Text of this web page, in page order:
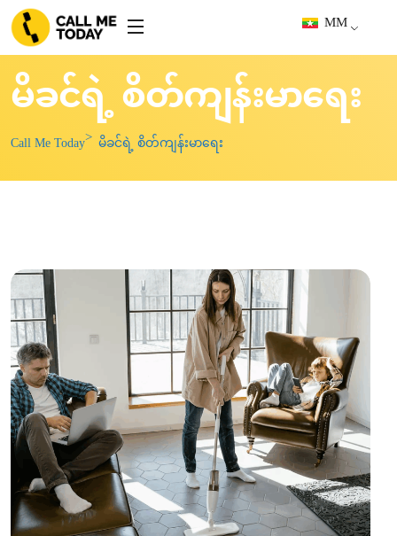
MM
မိခင်ရဲ့ စိတ်ကျန်းမာရေး
Call Me Today မိခင်ရဲ့ စိတ်ကျန်းမာရေး